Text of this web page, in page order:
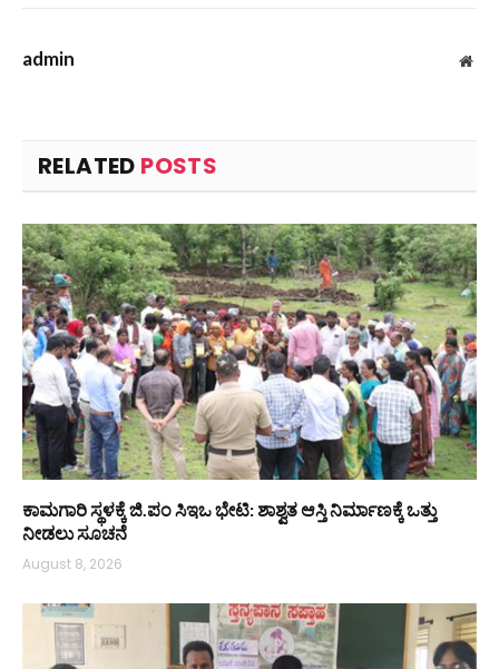
admin
RELATED POSTS
ಕಾಮಗಾರಿ ಸ್ಥಳಕ್ಕೆ ಜಿ.ಪಂ ಸಿಇಒ ಭೇಟಿ: ಶಾಶ್ವತ ಆಸ್ತಿ ನಿರ್ಮಾಣಕ್ಕೆ ಒತ್ತು
ನೀಡಲು ಸೂಚನೆ
August 8, 2026